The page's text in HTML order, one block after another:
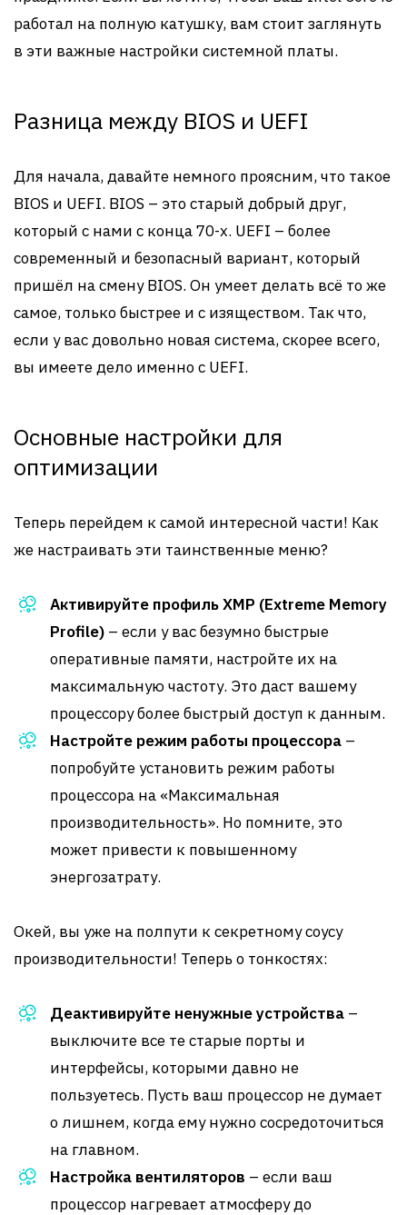
работал на полную катушку, вам стоит заглянуть
в эти важные настройки системной платы.
Разница между BIOS и UEFI
Для начала, давайте немного проясним, что такое
BIOS и UEFI. BIOS – это старый добрый друг,
который с нами с конца 70-х. UEFI – более
современный и безопасный вариант, который
пришёл на смену BIOS. Он умеет делать всё то же
самое, только быстрее и с изяществом. Так что,
если у вас довольно новая система, скорее всего,
вы имеете дело именно с UEFI.
Основные настройки для
оптимизации
Теперь перейдем к самой интересной части! Как
же настраивать эти таинственные меню?
Активируйте профиль XMP (Extreme Memory
Profile) – если у вас безумно быстрые
оперативные памяти, настройте их на
максимальную частоту. Это даст вашему
процессору более быстрый доступ к данным.
Настройте режим работы процессора –
попробуйте установить режим работы
процессора на «Максимальная
производительность». Но помните, это
может привести к повышенному
энергозатрату.
Окей, вы уже на полпути к секретному соусу
производительности! Теперь о тонкостях:
Деактивируйте ненужные устройства –
выключите все те старые порты и
интерфейсы, которыми давно не
пользуетесь. Пусть ваш процессор не думает
о лишнем, когда ему нужно сосредоточиться
на главном.
Настройка вентиляторов – если ваш
процессор нагревает атмосферу до